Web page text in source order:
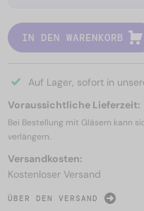
IN DEN WARENKORB
Auf Lager, sofort in
Voraussichtliche Lieferzeit:
Bei Bestellung mit Gläsern kann
verlängern.
Versandkosten:
Kostenloser Versand
ÜBER DEN VERSAND